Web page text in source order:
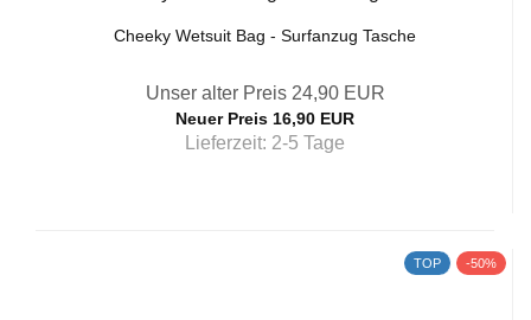
Cheeky Wetsuit Bag - Surfanzug Tasche
Unser alter Preis 24,90 EUR
Neuer Preis 16,90 EUR
Lieferzeit: 2-5 Tage
TOP -50%